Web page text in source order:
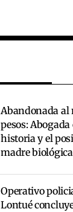
Abandonada al
pesos:
historia y el
madre biológica
Operativo
Lontué